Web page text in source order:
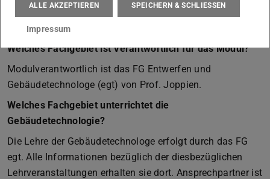
Gebäudetechnologie/Baustoffkunde 2
Welches Fachgebiet ist Verantwortlich für das Modul?
Modulverantwortlich ist das FG Entwerfen und
Gebäudetechnologe (egt) von Prof. Joppien.
Welches Fachgebiet unterrichtet die
Gebäudetechnologie?
Die Lehre der Gebäudetechnologe erfolgt durch das FG
egt. Alle Informationen bezüglich der diesbezüglichen
Lehrveranstaltungen erhalten sie dort. Ansprechpartner ist
ALLE AKZEPTIEREN SPEICHERN & SCHLIESSEN
Impressum